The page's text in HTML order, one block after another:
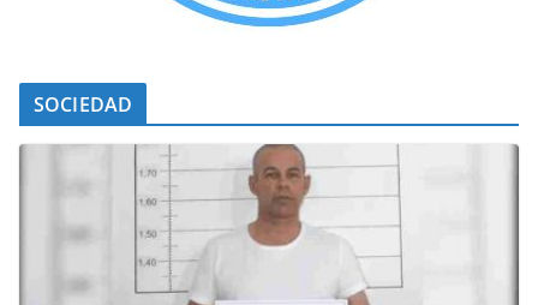
SOCIEDAD